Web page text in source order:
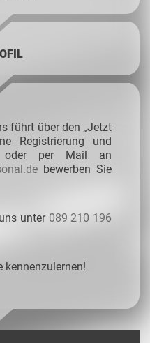
führt über den „Jetzt
Registrierung und
oder per Mail an
bewerben Sie
unter 089 210 196
kennenzulernen!